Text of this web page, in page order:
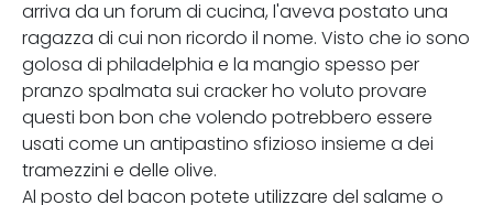
arriva da un forum di cucina, l'aveva postato una
ragazza di cui non ricordo il nome. Visto che io sono
golosa di philadelphia e la mangio spesso per
pranzo spalmata sui cracker ho voluto provare
questi bon bon che volendo potrebbero essere
usati come un antipastino sfizioso insieme a dei
tramezzini e delle olive.
Al posto del bacon potete utilizzare del salame o